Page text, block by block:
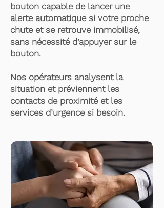
bouton capable de lancer une
alerte automatique si votre proche
chute et se retrouve immobilisé,
sans nécessité d’appuyer sur le
bouton.
Nos opérateurs analysent la
situation et préviennent les
contacts de proximité et les
services d’urgence si besoin.